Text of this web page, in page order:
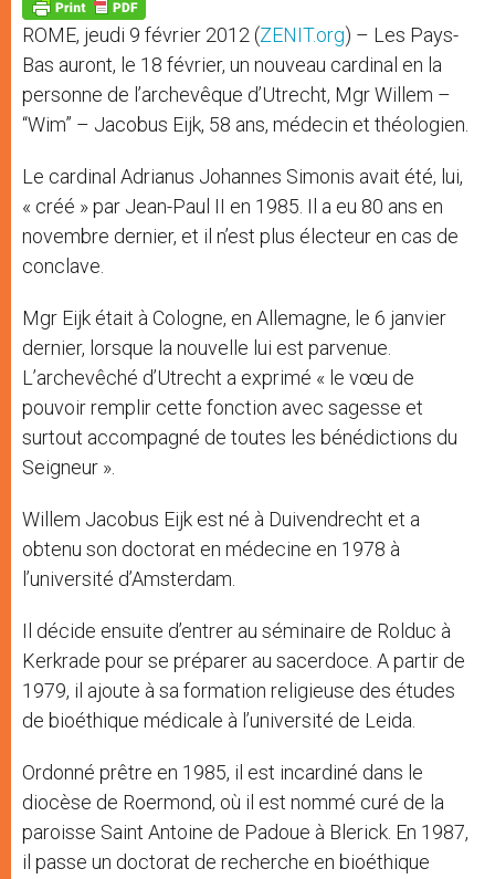
p e
r
k
ROME, jeudi 9 février 2012 (ZENIT.org) – Les Pays-
Bas auront, le 18 février, un nouveau cardinal en la
personne de l’archevêque d’Utrecht, Mgr Willem –
“Wim” – Jacobus Eijk, 58 ans, médecin et théologien.
Le cardinal Adrianus Johannes Simonis avait été, lui,
« créé » par Jean-Paul II en 1985. Il a eu 80 ans en
novembre dernier, et il n’est plus électeur en cas de
conclave.
Mgr Eijk était à Cologne, en Allemagne, le 6 janvier
dernier, lorsque la nouvelle lui est parvenue.
L’archevêché d’Utrecht a exprimé « le vœu de
pouvoir remplir cette fonction avec sagesse et
surtout accompagné de toutes les bénédictions du
Seigneur ».
Willem Jacobus Eijk est né à Duivendrecht et a
obtenu son doctorat en médecine en 1978 à
l’université d’Amsterdam.
Il décide ensuite d’entrer au séminaire de Rolduc à
Kerkrade pour se préparer au sacerdoce. A partir de
1979, il ajoute à sa formation religieuse des études
de bioéthique médicale à l’université de Leida.
Ordonné prêtre en 1985, il est incardiné dans le
diocèse de Roermond, où il est nommé curé de la
paroisse Saint Antoine de Padoue à Blerick. En 1987,
il passe un doctorat de recherche en bioéthique